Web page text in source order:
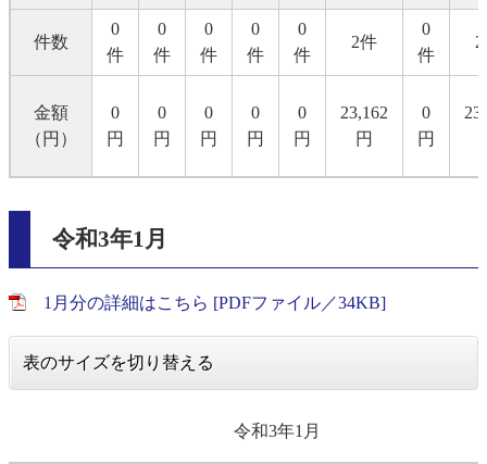
件数
0
件
0
件
0
件
0
件
0
件
2件
0
件
金額
（円）
0
円
0
円
0
円
0
円
0
円
23,162
円
0
円
令和3年1月
1月分の詳細はこちら [PDFファイル／34KB]
表のサイズを切り替える
令和3年1月